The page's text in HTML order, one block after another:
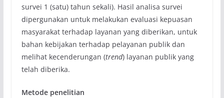
survei 1 (satu) tahun sekali). Hasil analisa survei
dipergunakan untuk melakukan evaluasi kepuasan
masyarakat terhadap layanan yang diberikan, untuk
bahan kebijakan terhadap pelayanan publik dan
melihat kecenderungan (trend) layanan publik yang
telah diberika.
Metode penelitian